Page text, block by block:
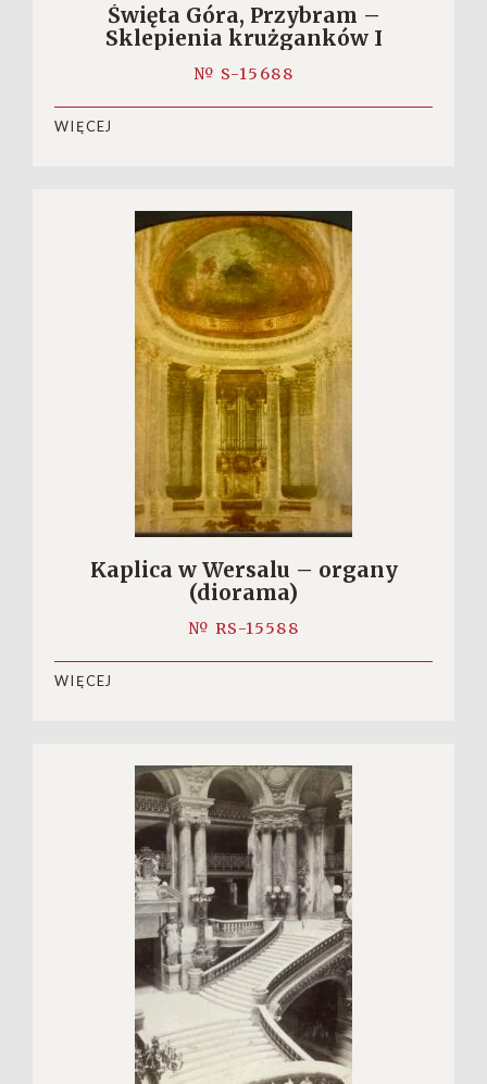
Święta Góra, Przybram –
Sklepienia krużganków I
№ S-15688
WIĘCEJ
Kaplica w Wersalu – organy
(diorama)
№ RS-15588
WIĘCEJ